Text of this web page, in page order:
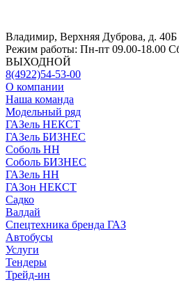
Владимир, Верхняя Дуброва, д. 40Б
Режим работы: Пн-пт 09.00-18.00
ВЫХОДНОЙ
8(4922)54-53-00
О компании
Наша команда
Модельный ряд
ГАЗель НЕКСТ
ГАЗель БИЗНЕС
Соболь НН
Соболь БИЗНЕС
ГАЗель НН
ГАЗон НЕКСТ
Садко
Валдай
Спецтехника бренда ГАЗ
Автобусы
Услуги
Тендеры
Трейд-ин